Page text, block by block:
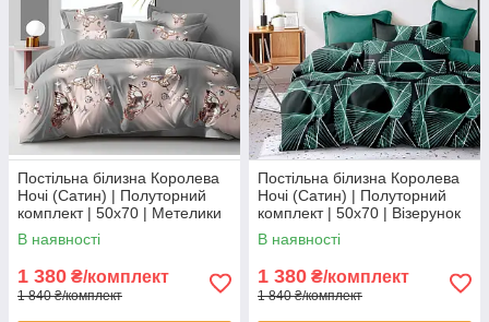
Постільна білизна Королева
Ночі (Сатин) | Полуторний
комплект | 50х70 | Метелики
на сірому
В наявності
1 380 ₴/комплект
1 840 ₴/комплект
Постільна білизна Королева
Ночі (Сатин) | Полуторний
комплект | 50х70 | Візерунок
на темному та бірюзовому
В наявності
1 380 ₴/комплект
1 840 ₴/комплект